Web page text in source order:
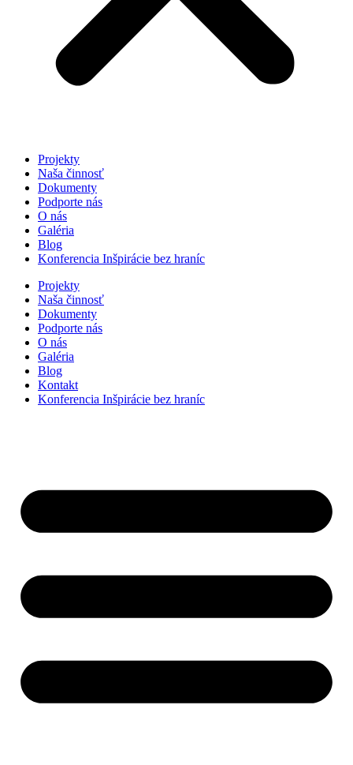
Projekty
Naša činnosť
Dokumenty
Podporte nás
O nás
Galéria
Blog
Konferencia Inšpirácie bez hraníc
Projekty
Naša činnosť
Dokumenty
Podporte nás
O nás
Galéria
Blog
Kontakt
Konferencia Inšpirácie bez hraníc